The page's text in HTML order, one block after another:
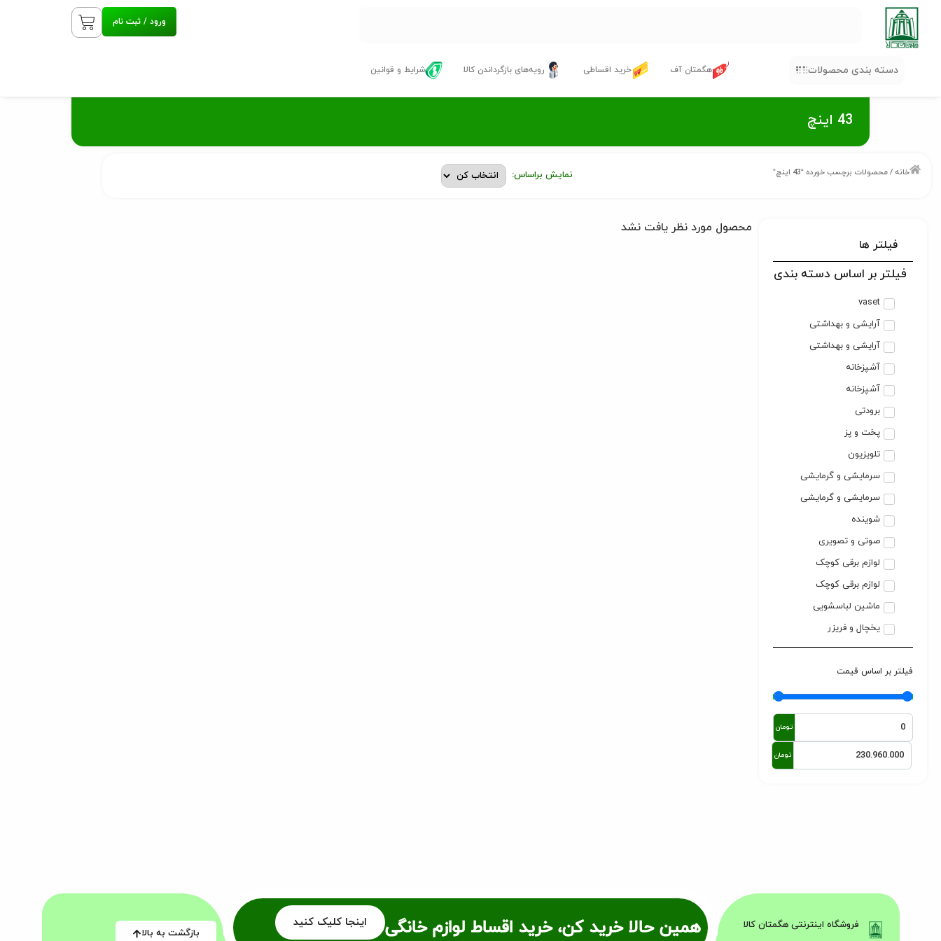
ورود / ثبت نام
دسته بندی محصولات هگمتان آف خرید اقساطی رویه‌های بازگرداندن کالا شرایط و قوانین
43 اینچ
خانه / محصولات برچسب خورده “43 اینچ” نمایش براساس:
فیلتر ها
فیلتر بر اساس دسته بندی
vaset
آرایشی و بهداشتی
آرایشی و بهداشتی
آشپزخانه
آشپزخانه
برودتی
پخت و پز
تلویزیون
سرمایشی و گرمایشی
سرمایشی و گرمایشی
شوینده
صوتی و تصویری
لوازم برقی کوچک
لوازم برقی کوچک
ماشین لباسشویی
یخچال و فریزر
فیلتر بر اساس قیمت
تومان
تومان
محصول مورد نظر یافت نشد
همین حالا خرید کن، خرید اقساط لوازم خانگی اینجا کلیک کنید فروشگاه اینترنتی هگمتان کالا
بازگشت به بالا